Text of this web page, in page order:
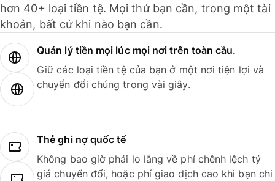
hơn 40+ loại tiền tệ. Mọi thứ bạn cần, trong một tài
khoản, bất cứ khi nào bạn cần.
Quản lý tiền mọi lúc mọi nơi trên toàn cầu.
Giữ các loại tiền tệ của bạn ở một nơi tiện lợi và
chuyển đổi chúng trong vài giây.
Thẻ ghi nợ quốc tế
Không bao giờ phải lo lắng về phí chênh lệch tỷ
giá chuyển đổi, hoặc phí giao dịch cao khi bạn chi